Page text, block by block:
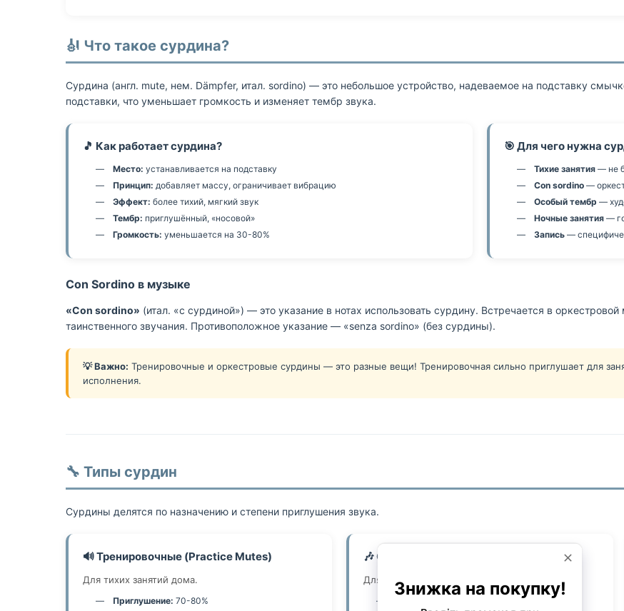
🎻 Что такое сурдина?
Сурдина (англ. mute, нем. Dämpfer, итал. sordino) — это небольшое устройство, надеваемое на подставку
подставки, что уменьшает громкость и изменяет тембр звука.
🎵 Как работает сурдина?
Место: устанавливается на подставку
Принцип: добавляет массу, ограничивает вибрацию
Эффект: более тихий, мягкий звук
Тембр: приглушённый, «носовой»
Громкость: уменьшается на 30-80%
🎯 Для чего нужна
Тихие занятия — не
Con sordino —
Особый тембр —
Ночные занятия —
Запись —
Con Sordino в музыке
«Con sordino» (итал. «с сурдиной») — это указание в нотах использовать сурдину. Встречается в
таинственного звучания. Противоположное указание — «senza sordino» (без сурдины).
💡 Важно: Тренировочные и оркестровые сурдины — это разные вещи! Тренировочная сильно приглушает для
исполнения.
🔧 Типы сурдин
Сурдины делятся по назначению и степени приглушения звука.
🔊 Тренировочные (Practice Mutes)
Для тихих занятий дома.
Приглушение: 70-80%
🎶 Оркестровые (Orchestral Mutes)
Для исполнения партий con sordino.